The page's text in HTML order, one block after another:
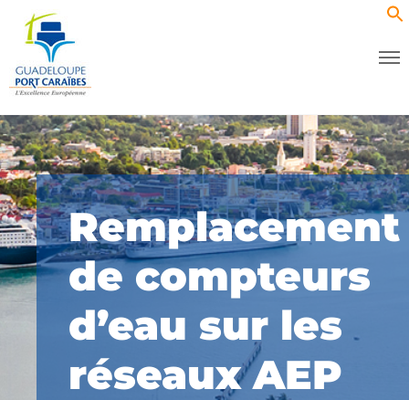
Remplacement
de compteurs
d’eau sur les
réseaux AEP